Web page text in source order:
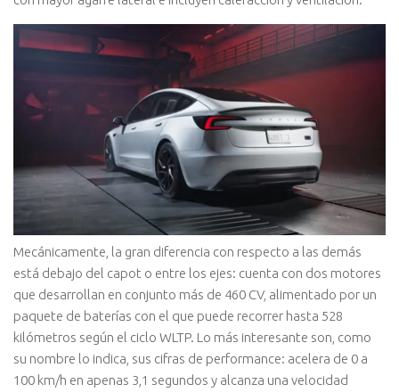
Mecánicamente, la gran diferencia con respecto a las demás
está debajo del capot o entre los ejes: cuenta con dos motores
que desarrollan en conjunto más de 460 CV, alimentado por un
paquete de baterías con el que puede recorrer hasta 528
kilómetros según el ciclo WLTP. Lo más interesante son, como
su nombre lo indica, sus cifras de performance: acelera de 0 a
100 km/h en apenas 3,1 segundos y alcanza una velocidad